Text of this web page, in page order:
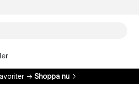
→ Shoppa nu